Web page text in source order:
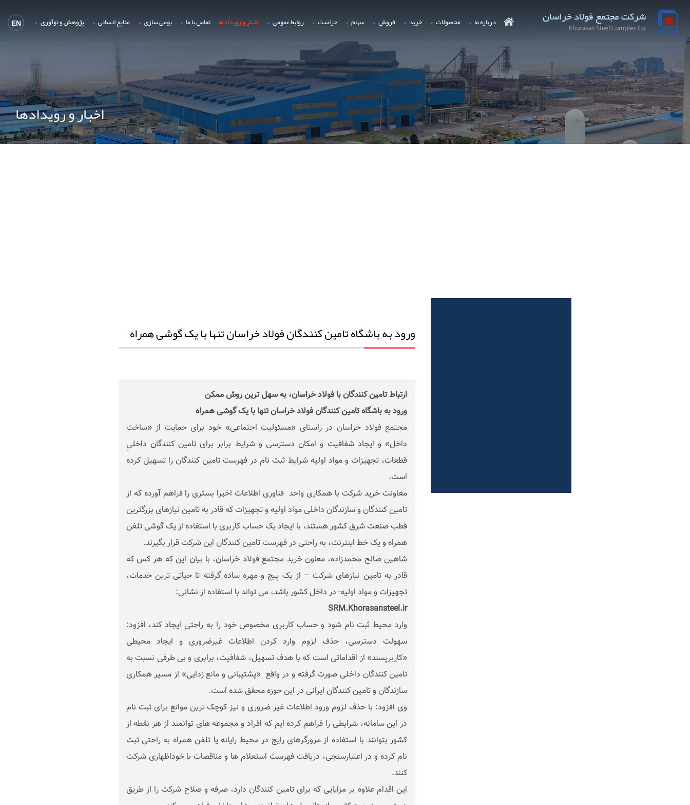
EN درباره ما محصولات خرید فروش سهام حراست روابط عمومی اخبار و رویدادها تماس با ما بومی سازی منابع انسانی پژوهش و نوآوری
اخبار و رویدادها
ورود به باشگاه تامین کنندگان فولاد خراسان تنها با یک گوشی همراه
ارتباط تامین کنندگان با فولاد خراسان، به سهل ترین روش ممکن
ورود به باشگاه تامین کنندگان فولاد خراسان تنها با یک گوشی همراه
مجتمع فولاد خراسان در راستای «مسئولیت اجتماعی» خود برای حمایت از «ساخت
داخل» و ایجاد شفافیت و امکان دسترسی و شرایط برابر برای تامین کنندگان داخلیِ
قطعات، تجهیزات و مواد اولیه شرایط ثبت نام در فهرست تامین کنندگان را تسهیل کرده
است.
معاونت خرید شرکت با همکاری واحد فناوری اطلاعات اخیرا بستری را فراهم آورده که از
تامین کنندگان و سازندگان داخلی مواد اولیه و تجهیزات که قادر به تامین نیازهای بزرگترین
قطب صنعت شرق کشور هستند، با ایجاد یک حساب کاربری با استفاده از یک گوشی تلفن
همراه و یک خط اینترنت، به راحتی در فهرست تامین کنندگان این شرکت قرار بگیرند.
شاهین صالح محمدزاده، معاون خرید مجتمع فولاد خراسان، با بیان این که هر کس که
قادر به تامین نیازهای شرکت – از یک پیچ و مهره ساده گرفته تا حیاتی ترین خدمات،
تجهیزات و مواد اولیه- در داخل کشور باشد، می تواند با استفاده از نشانی:
SRM.Khorasansteel.ir
وارد محیط ثبت نام شود و حساب کاربری مخصوص خود را به راحتی ایجاد کند، افزود:
سهولت دسترسی، حذف لزوم وارد کردن اطلاعات غیرضروری و ایجاد محیطی
«کاربرپسند» از اقداماتی است که با هدف تسهیل، شفافیت، برابری و بی طرفی نسبت به
تامین کنندگان داخلی صورت گرفته و در واقع «پشتیبانی و مانع زدایی» از مسیر همکاری
سازندگان و تامین کنندگان ایرانی در این حوزه محقق شده است.
وی افزود: با حذف لزوم ورود اطلاعات غیر ضروری و نیز کوچک ترین موانع برای ثبت نام
در این سامانه، شرایطی را فراهم کرده ایم که افراد و مجموعه های توانمند از هر نقطه از
کشور بتوانند با استفاده از مرورگرهای رایج در محیط رایانه یا تلفن همراه به راحتی ثبت
نام کرده و در اعتبارسنجی، دریافت فهرست استعلام ها و مناقصات با خوداظهاری شرکت
کنند.
این اقدام علاوه بر مزایایی که برای تامین کنندگان دارد، صرفه و صلاح شرکت را از طریق